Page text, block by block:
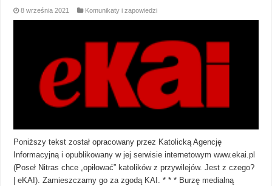
8 września 2021 Komunikaty i zapowiedzi
Poniższy tekst został opracowany przez Katolicką Agencję
Informacyjną i opublikowany w jej serwisie internetowym www.ekai.pl
(Poseł Nitras chce „opiłować” katolików z przywilejów. Jest z czego?
| eKAI). Zamieszczamy go za zgodą KAI. * * * Burzę medialną